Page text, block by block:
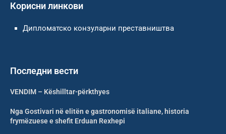
Корисни линкови
Дипломатско конзуларни преставништва
Последни вести
VENDIM – Këshilltar-përkthyes
Nga Gostivari në elitën e gastronomisë italiane, historia
frymëzuese e shefit Erduan Rexhepi